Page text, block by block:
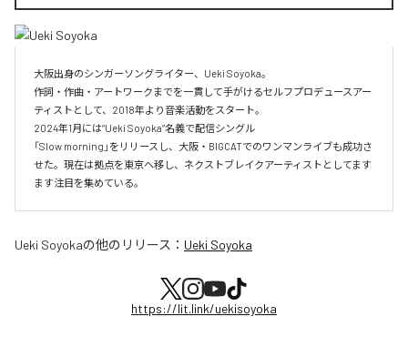
大阪出身のシンガーソングライター、Ueki Soyoka。
作詞・作曲・アートワークまでを一貫して手がけるセルフプロデュースアー
ティストとして、2018年より音楽活動をスタート。
2024年1月には“Ueki Soyoka”名義で配信シングル
「Slow morning」をリリースし、大阪・BIGCATでのワンマンライブも成功さ
せた。現在は拠点を東京へ移し、ネクストブレイクアーティストとしてます
ます注目を集めている。
Ueki Soyokaの他のリリース： Ueki Soyoka
https://lit.link/uekisoyoka